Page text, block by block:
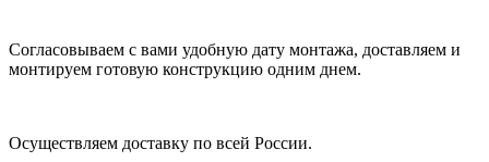
Согласовываем с вами удобную дату монтажа, доставляем и
монтируем готовую конструкцию одним днем.
Осуществляем доставку по всей России.